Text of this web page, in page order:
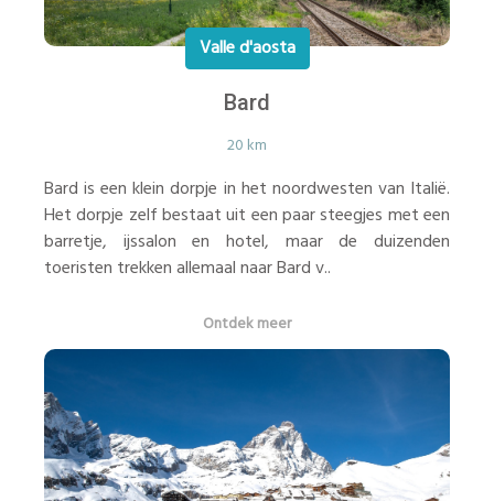
Valle d'aosta
Bard
20 km
Bard is een klein dorpje in het noordwesten van Italië.
Het dorpje zelf bestaat uit een paar steegjes met een
barretje, ijssalon en hotel, maar de duizenden
toeristen trekken allemaal naar Bard v..
Ontdek meer